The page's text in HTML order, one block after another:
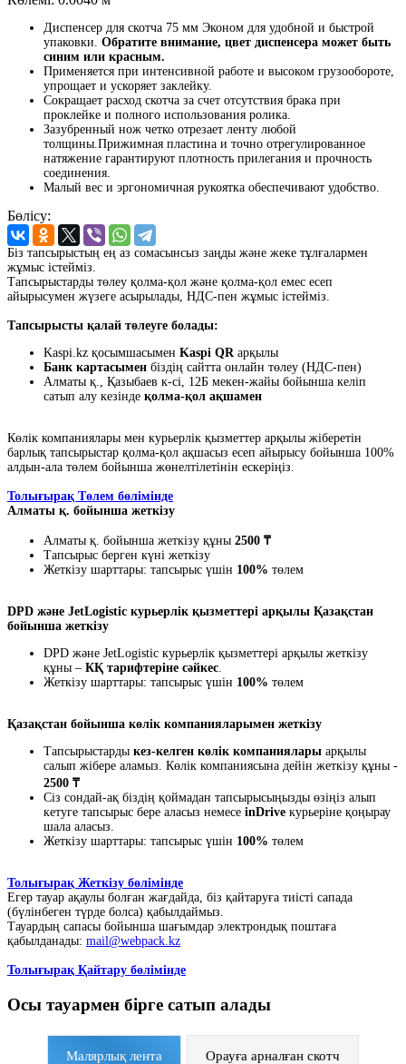
Диспенсер для скотча 75 мм Эконом для удобной и быстрой
упаковки. Обратите внимание, цвет диспенсера может быть
синим или красным.
Применяется при интенсивной работе и высоком грузообороте,
упрощает и ускоряет заклейку.
Сокращает расход скотча за счет отсутствия брака при
проклейке и полного использования ролика.
Зазубренный нож четко отрезает ленту любой
толщины.Прижимная пластина и точно отрегулированное
натяжение гарантируют плотность прилегания и прочность
соединения.
Малый вес и эргономичная рукоятка обеспечивают удобство.
Бөлісу:
Біз тапсырыстың ең аз сомасынсыз заңды және жеке тұлғалармен
жұмыс істейміз.
Тапсырыстарды төлеу қолма-қол және қолма-қол емес есеп
айырысумен жүзеге асырылады, НДС-пен жұмыс істейміз.
Тапсырысты қалай төлеуге болады:
Kaspi.kz қосымшасымен Kaspi QRарқылы
Банк картасымен біздің сайтта онлайн төлеу (НДС-пен)
Алматы қ., Қазыбаев к-сі, 12Б мекен-жайы бойынша келіп
сатып алу кезінде қолма-қол ақшамен
Көлік компаниялары мен курьерлік қызметтер арқылы жіберетін
барлық тапсырыстар қолма-қол ақшасыз есеп айырысу бойынша 100%
алдын-ала төлем бойынша жөнелтілетінін ескеріңіз.
Толығырақ Төлем бөлімінде
Алматы қ. бойынша жеткізу
Алматы қ. бойынша жеткізу құны 2500 ₸
Тапсырыс берген күні жеткізу
Жеткізу шарттары: тапсырыс үшін 100% төлем
DPD және JetLogistic курьерлік қызметтері арқылы Қазақстан
бойынша жеткізу
DPD және JetLogistic курьерлік қызметтері арқылы жеткізу
құны – КҚ тарифтеріне сәйкес.
Жеткізу шарттары: тапсырыс үшін 100% төлем
Қазақстан бойынша көлік компанияларымен жеткізу
Тапсырыстарды кез-келген көлік компаниялары арқылы
салып жібере аламыз. Көлік компаниясына дейін жеткізу құны -
2500 ₸
Сіз сондай-ақ біздің қоймадан тапсырысыңызды өзіңіз алып
кетуге тапсырыс бере аласыз немесе inDrive курьеріне қоңырау
шала аласыз.
Жеткізу шарттары: тапсырыс үшін 100% төлем
Толығырақ Жеткізу бөлімінде
Егер тауар ақаулы болған жағдайда, біз қайтаруға тиісті сапада
(бүлінбеген түрде болса) қабылдаймыз.
Тауардың сапасы бойынша шағымдар электрондық поштаға
қабылданады: mail@webpack.kz
Толығырақ Қайтару бөлімінде
Осы тауармен бірге сатып алады
Малярлық лента Орауға арналған скотч